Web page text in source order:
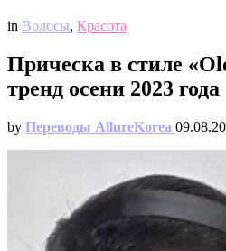
in Волосы, Красота
Прическа в стиле
тренд осени 2023 года
by Переводы AllureKorea